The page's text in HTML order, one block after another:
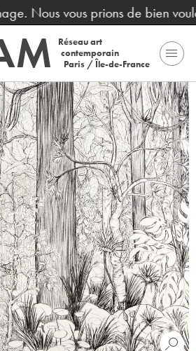
Nous vous prions de bien
Réseau art
contemporain
Paris / Île-de-France